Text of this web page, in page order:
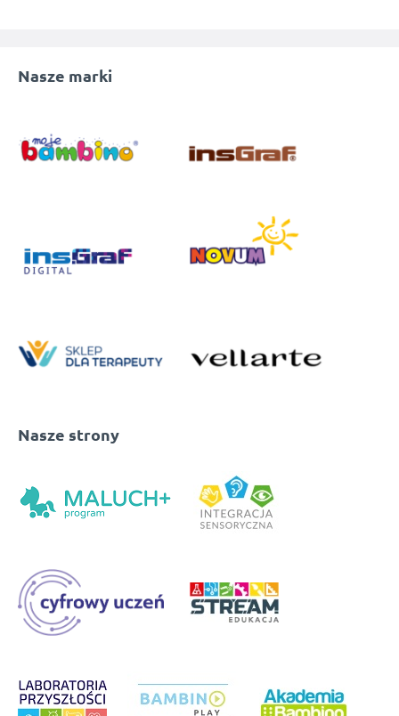
Nasze marki
Nasze strony